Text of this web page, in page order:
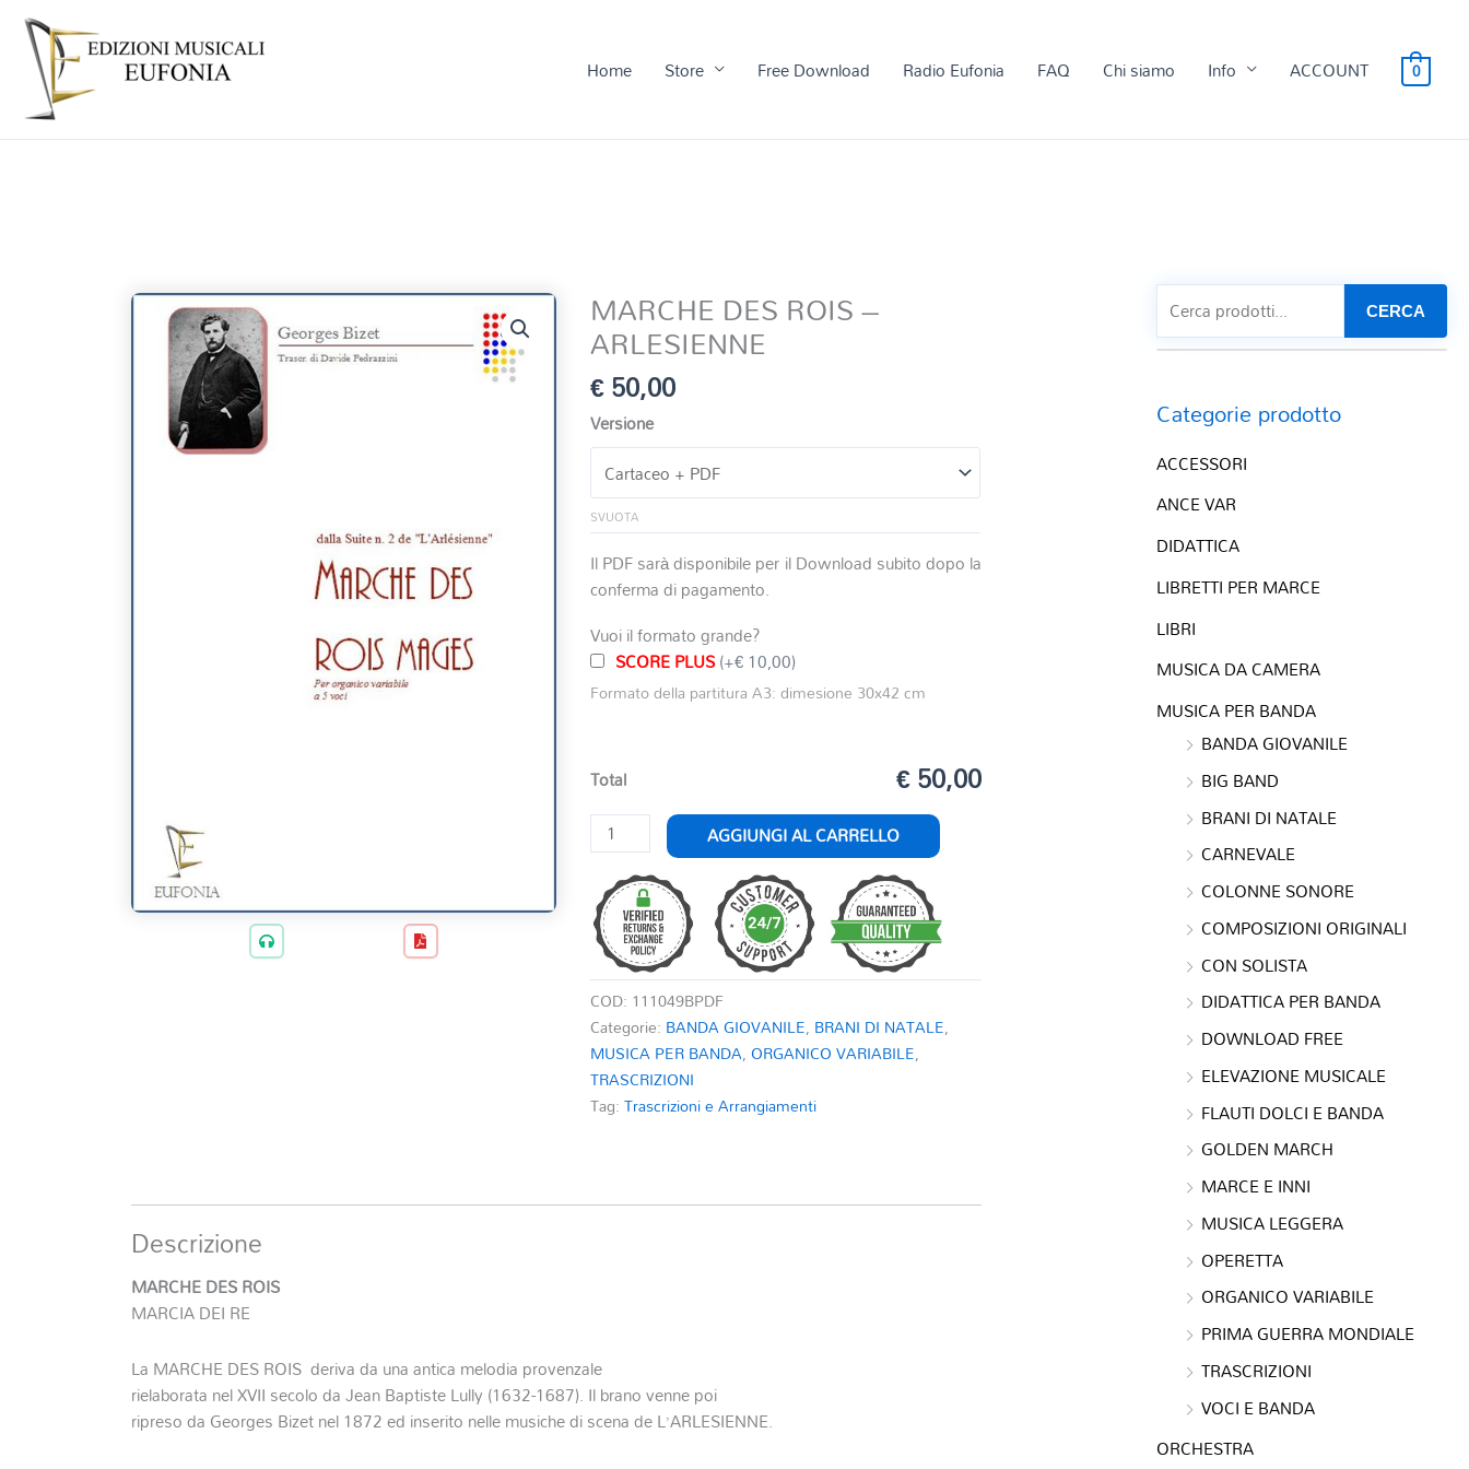
Home Store Free Download Radio Eufonia FAQ Chi siamo Info ACCOUNT 0
MARCHE DES ROIS –
ARLESIENNE
€50,00
Versione
SVUOTA
Il PDF sarà disponibile per il Download subito dopo la
conferma di pagamento.
Vuoi il formato grande?
SCORE PLUS(+€ 10,00)
Formato della partitura A3: dimesione 30x42 cm
Total € 50,00
MARCHE
DES
ROIS
ARLESIENNE
quantità
AGGIUNGI AL CARRELLO
COD: 111049BPDF
Categorie: BANDA GIOVANILE, BRANI DI NATALE,
MUSICA PER BANDA, ORGANICO VARIABILE,
TRASCRIZIONI
Tag:Trascrizioni e Arrangiamenti
Descrizione
MARCHE DES ROIS
MARCIA DEI RE
La MARCHE DES ROIS deriva da una antica melodia provenzale
rielaborata nel XVII secolo da Jean Baptiste Lully (1632-1687). Il brano venne poi
ripreso da Georges Bizet nel 1872 ed inserito nelle musiche di scena de L’ARLESIENNE.
CERCA
Categorie prodotto
ACCESSORI
ANCE VAR
DIDATTICA
LIBRETTI PER MARCE
LIBRI
MUSICA DA CAMERA
MUSICA PER BANDA
BANDA GIOVANILE
BIG BAND
BRANI DI NATALE
CARNEVALE
COLONNE SONORE
COMPOSIZIONI ORIGINALI
CON SOLISTA
DIDATTICA PER BANDA
DOWNLOAD FREE
ELEVAZIONE MUSICALE
FLAUTI DOLCI E BANDA
GOLDEN MARCH
MARCE E INNI
MUSICA LEGGERA
OPERETTA
ORGANICO VARIABILE
PRIMA GUERRA MONDIALE
TRASCRIZIONI
VOCI E BANDA
ORCHESTRA